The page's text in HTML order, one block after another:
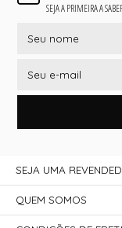
SEJA A PRIMEIRA A
SEJA UMA
QUEM SOMOS